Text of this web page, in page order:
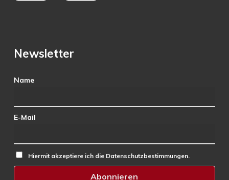
Newsletter
Name
E-Mail
Hiermit akzeptiere ich die Datenschutzbestimmungen.